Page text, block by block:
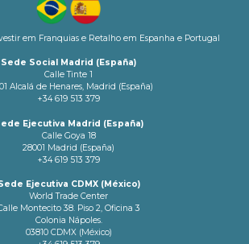
em Franquias e Retalho em Espanha e Portugal
Sede Social Madrid (España)
Calle Tinte 1
Alcalá de Henares, Madrid (España)
+34 619 513 379
Ejecutiva Madrid (España)
Calle Goya 18
28001 Madrid (España)
+34 619 513 379
Ejecutiva CDMX (México)
World Trade Center
Montecito 38. Piso 2, Oficina 3
Colonia Nápoles.
03810 CDMX (México)